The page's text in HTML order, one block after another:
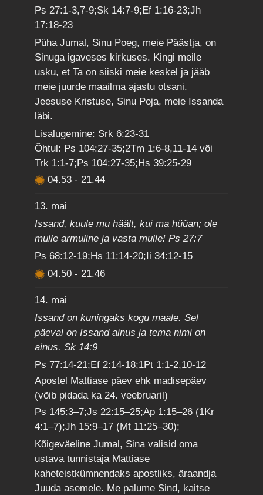
Ps 27:1-3,7-9;Sk 14:7-9;Ef 1:16-23;Jh
17:18-23
Püha Jumal, Sinu Poeg, meie Päästja, on
Sinuga igaveses kirkuses. Kingi meile
usku, et Ta on siiski meie keskel ja jääb
meie juurde maailma ajastu otsani.
Jeesuse Kristuse, Sinu Poja, meie Issanda
läbi.
Lisalugemine: Srk 6:23-31
Õhtul: Ps 104:27-35;2Tm 1:6-8,11-14 või
Trk 1:1-7;Ps 104:27-35;Hs 39:25-29
04.53-21.44
13. mai
Issand, kuule mu häält, kui ma hüüan; ole
mulle armuline ja vasta mulle! Ps 27:7
Ps 68:12-19;Hs 11:14-20;Ii 34:12-15
04.50-21.46
14. mai
Issand on kuningaks kogu maale. Sel
päeval on Issand ainus ja tema nimi on
ainus. Sk 14:9
Ps 77:14-21;Ef 2:14-18;1Pt 1:1-2,10-12
Apostel Mattiase päev ehk madisepäev
(võib pidada ka 24. veebruaril)
Ps 145:3–7;Js 22:15–25;Ap 1:15–26 (1Kr
4:1–7);Jh 15:9–17 (Mt 11:25–30);
Kõigeväeline Jumal, Sina valisid oma
ustava tunnistaja Mattiase
kaheteistkümnendaks apostliks, äraandja
Juuda asemele. Me palume Sind, kaitse